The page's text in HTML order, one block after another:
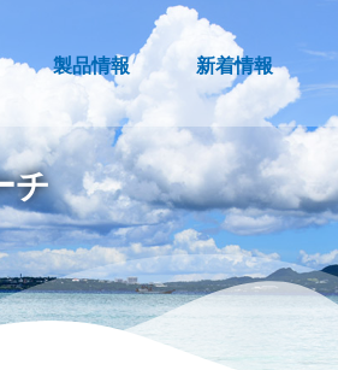
製品情報 新着情報
チ